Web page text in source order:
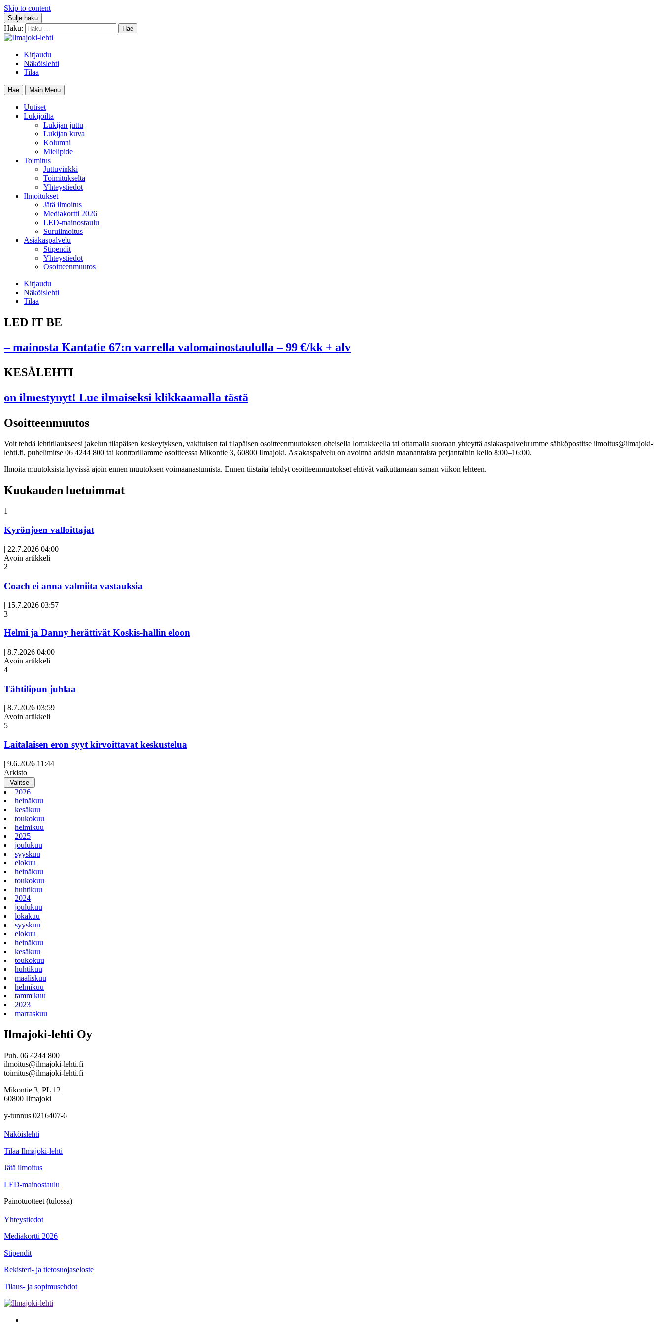
Skip to content
Sulje haku
Haku:
Kirjaudu
Näköislehti
Tilaa
Hae Main Menu
Uutiset
Lukijoilta
Lukijan juttu
Lukijan kuva
Kolumni
Mielipide
Toimitus
Juttuvinkki
Toimitukselta
Yhteystiedot
Ilmoitukset
Jätä ilmoitus
Mediakortti 2026
LED-mainostaulu
Suruilmoitus
Asiakaspalvelu
Stipendit
Yhteystiedot
Osoitteenmuutos
Kirjaudu
Näköislehti
Tilaa
LED IT BE
– mainosta Kantatie 67:n varrella valomainostaululla – 99 €/kk + alv
KESÄLEHTI
on ilmestynyt! Lue ilmaiseksi klikkaamalla tästä
Osoitteenmuutos
Voit tehdä lehtitilaukseesi jakelun tilapäisen keskeytyksen, vakituisen tai tilapäisen osoitteenmuutoksen oheisella lomakkeella tai ottamalla suoraan yhteyttä asiakaspalveluumme sähköpostitse ilmoitus@ilmajoki-
lehti.fi, puhelimitse 06 4244 800 tai konttorillamme osoitteessa Mikontie 3, 60800 Ilmajoki. Asiakaspalvelu on avoinna arkisin maanantaista perjantaihin kello 8:00–16:00.
Ilmoita muutoksista hyvissä ajoin ennen muutoksen voimaanastumista. Ennen tiistaita tehdyt osoitteenmuutokset ehtivät vaikuttamaan saman viikon lehteen.
Kuukauden luetuimmat
1
Kyrönjoen valloittajat
| 22.7.2026 04:00
Avoin artikkeli
2
Coach ei anna valmiita vastauksia
| 15.7.2026 03:57
3
Helmi ja Danny herättivät Koskis-hallin eloon
| 8.7.2026 04:00
Avoin artikkeli
4
Tähtilipun juhlaa
| 8.7.2026 03:59
Avoin artikkeli
5
Laitalaisen eron syyt kirvoittavat keskustelua
| 9.6.2026 11:44
Arkisto
-Valitse-
2026
heinäkuu
kesäkuu
toukokuu
helmikuu
2025
joulukuu
syyskuu
elokuu
heinäkuu
toukokuu
huhtikuu
2024
joulukuu
lokakuu
syyskuu
elokuu
heinäkuu
kesäkuu
toukokuu
huhtikuu
maaliskuu
helmikuu
tammikuu
2023
marraskuu
Ilmajoki-lehti Oy
Puh. 06 4244 800
ilmoitus@ilmajoki-lehti.fi
toimitus@ilmajoki-lehti.fi
Mikontie 3, PL 12
60800 Ilmajoki
y-tunnus 0216407-6
Näköislehti
Tilaa Ilmajoki-lehti
Jätä ilmoitus
LED-mainostaulu
Painotuotteet (tulossa)
Yhteystiedot
Mediakortti 2026
Stipendit
Rekisteri- ja tietosuojaseloste
Tilaus- ja sopimusehdot